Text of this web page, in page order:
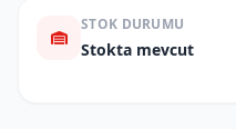
STOK DURUMU
Stokta mevcut